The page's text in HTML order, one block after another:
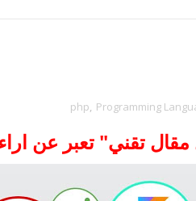
php, Programming
تقني" تعبر عن اراء